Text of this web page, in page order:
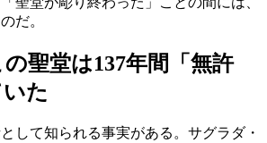
だ。
聖堂は137年間「無許
た
して知られる事実がある。サグラダ・